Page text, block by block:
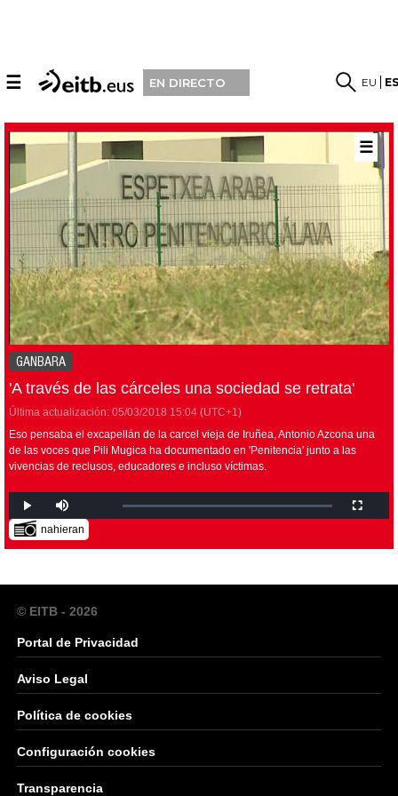
☰ EN DIRECTO EU
☰
GANBARA
'A través de las cárceles una sociedad se retrata'
Última actualización: 05/03/2018 15:04 (UTC+1)
Eso pensaba el excapellán de la carcel vieja de Iruñea, Antonio Azcona una
de las voces que Pili Mugica ha documentado en 'Penitencia' junto a las
vivencias de reclusos, educadores e incluso víctimas.
nahieran
© EITB - 2026
Portal de Privacidad
Aviso Legal
Política de cookies
Configuración cookies
Transparencia